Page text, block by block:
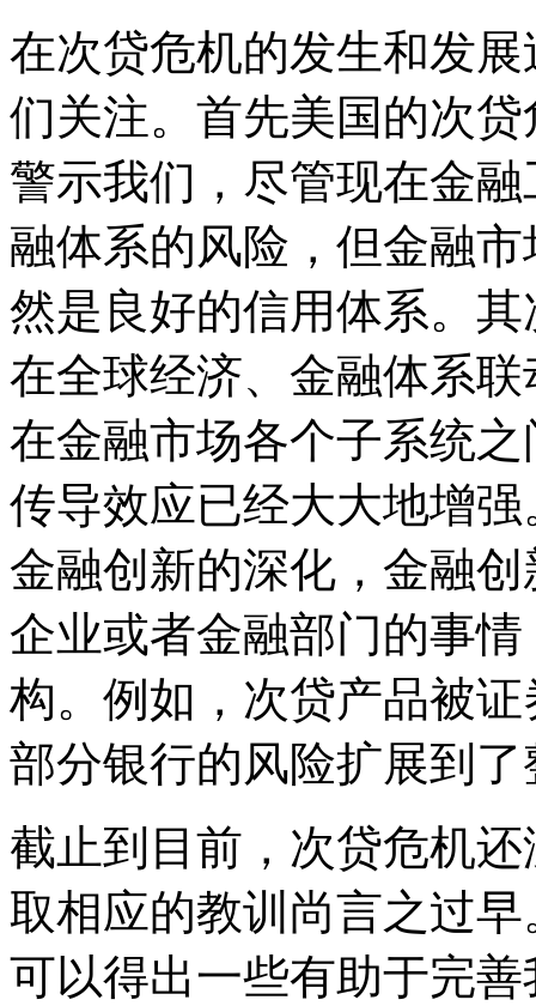
在次贷危机的发生和发
们关注。首先美国的次
警示我们，尽管现在金
融体系的风险，但金融
然是良好的信用体系。
在全球经济、金融体系
在金融市场各个子系统
传导效应已经大大地增
金融创新的深化，金融
企业或者金融部门的事
构。例如，次贷产品被
部分银行的风险扩展到
截止到目前，次贷危机
取相应的教训尚言之过
可以得出一些有助于完